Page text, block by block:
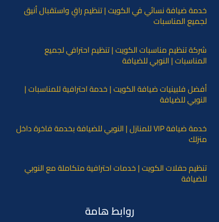
خدمة ضيافة نسائي في الكويت | تنظيم راقٍ واستقبال أنيق
لجميع المناسبات
شركة تنظيم مناسبات الكويت | تنظيم احترافي لجميع
المناسبات | النوبي للضيافة
أفضل فلبينيات ضيافة الكويت | خدمة احترافية للمناسبات |
النوبي للضيافة
خدمة ضيافة VIP للمنازل | النوبي للضيافة بخدمة فاخرة داخل
منزلك
تنظيم حفلات الكويت | خدمات احترافية متكاملة مع النوبي
للضيافة
روابط هامة